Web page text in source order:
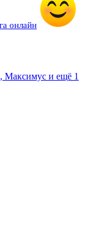
онлайн
, Максимус и ещё 1